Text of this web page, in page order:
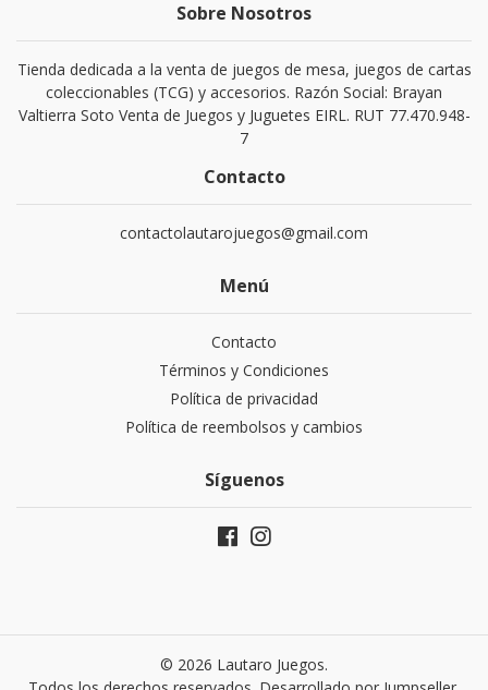
Sobre Nosotros
Tienda dedicada a la venta de juegos de mesa, juegos de cartas
coleccionables (TCG) y accesorios. Razón Social: Brayan
Valtierra Soto Venta de Juegos y Juguetes EIRL. RUT 77.470.948-
7
Contacto
contactolautarojuegos@gmail.com
Menú
Contacto
Términos y Condiciones
Política de privacidad
Política de reembolsos y cambios
Síguenos
© 2026 Lautaro Juegos.